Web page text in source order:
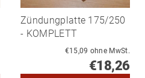
Zündungplatte 175/250
- KOMPLETT
€15,09 ohne MwSt.
€18,26